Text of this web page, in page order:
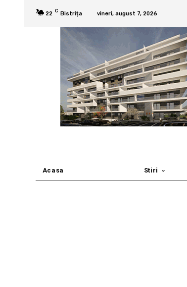
22 C Bistrița vineri, august 7, 2026
Acasa Stiri